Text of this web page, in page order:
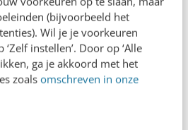
(bijvoorbeeld het
Wil je je voorkeuren
instellen’. Door op ‘Alle
ga je akkoord met het
zoals omschreven in onze